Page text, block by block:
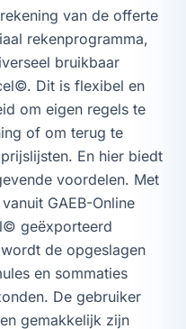
van de offerte
rekenprogramma,
bruikbaar
Dit is flexibel en
om eigen regels te
of om terug te
En hier biedt
voordelen. Met
GAEB-Online
geëxporteerd
de opgeslagen
en sommaties
De gebruiker
gemakkelijk zijn